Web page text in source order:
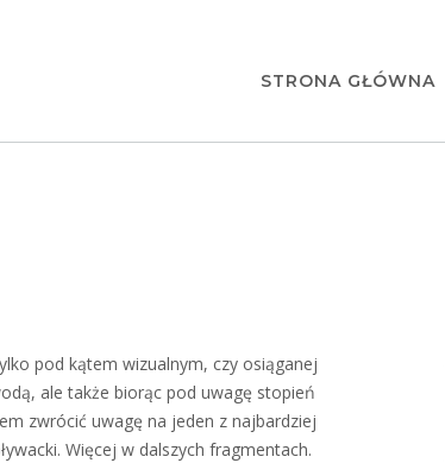
STRONA GŁÓWNA
pod kątem wizualnym, czy osiąganej
ale także biorąc pod uwagę stopień
zwrócić uwagę na jeden z najbardziej
Więcej w dalszych fragmentach.